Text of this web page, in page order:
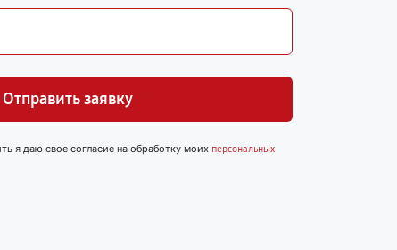
Отправить заявку
я даю свое согласие на обработку моих персональных